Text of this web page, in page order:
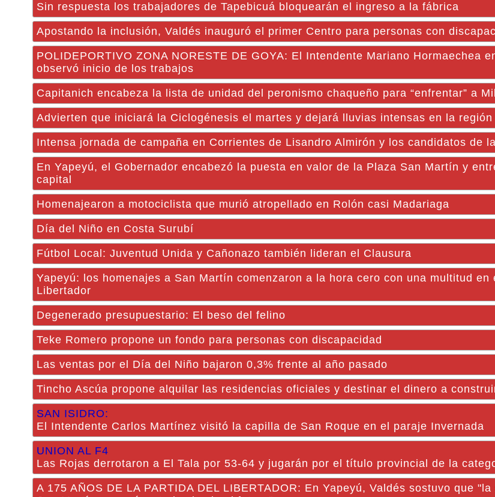
Sin respuesta los trabajadores de Tapebicuá bloquearán el ingreso a la fábrica
Apostando la inclusión, Valdés inauguró el primer Centro para personas con
POLIDEPORTIVO ZONA NORESTE DE GOYA: El Intendente Mariano Hormaechea
observó inicio de los trabajos
Capitanich encabeza la lista de unidad del peronismo chaqueño para “enfrentar” a
Advierten que iniciará la Ciclogénesis el martes y dejará lluvias intensas en la región
Intensa jornada de campaña en Corrientes de Lisandro Almirón y los candidatos de
En Yapeyú, el Gobernador encabezó la puesta en valor de la Plaza San Martín y
capital
Homenajearon a motociclista que murió atropellado en Rolón casi Madariaga
Día del Niño en Costa Surubí
Fútbol Local: Juventud Unida y Cañonazo también lideran el Clausura
Yapeyú: los homenajes a San Martín comenzaron a la hora cero con una multitud en
Libertador
Degenerado presupuestario: El beso del felino
Teke Romero propone un fondo para personas con discapacidad
Las ventas por el Día del Niño bajaron 0,3% frente al año pasado
Tincho Ascúa propone alquilar las residencias oficiales y destinar el dinero a
SAN ISIDRO:
El Intendente Carlos Martínez visitó la capilla de San Roque en el paraje Invernada
UNION AL F4
Las Rojas derrotaron a El Tala por 53-64 y jugarán por el título provincial de la
A 175 AÑOS DE LA PARTIDA DEL LIBERTADOR: En Yapeyú, Valdés sostuvo que